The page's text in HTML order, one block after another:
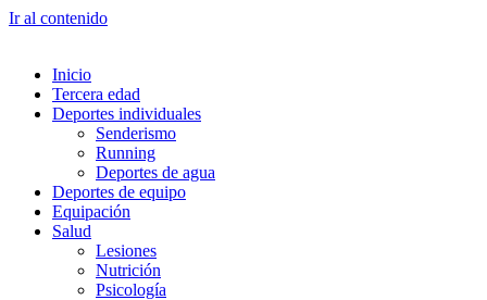
Ir al contenido
Inicio
Tercera edad
Deportes individuales
Senderismo
Running
Deportes de agua
Deportes de equipo
Equipación
Salud
Lesiones
Nutrición
Psicología